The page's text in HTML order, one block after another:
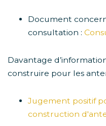
Document
consultation :
Davantage
construire pour les
Jugement positif
construction